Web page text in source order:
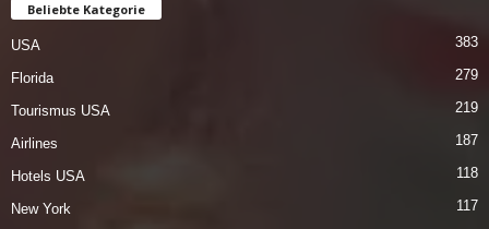
Beliebte Kategorie
USA 383
Florida 279
Tourismus USA 219
Airlines 187
Hotels USA 118
New York 117